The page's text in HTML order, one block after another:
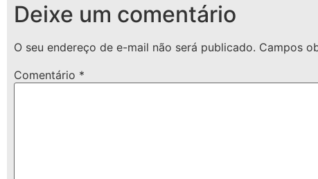
Deixe um comentário
O seu endereço de e-mail não será publicado. Campos
Comentário *